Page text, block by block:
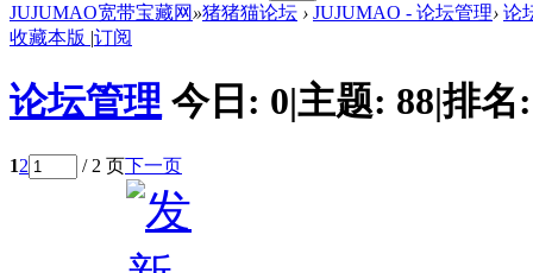
JUJUMAO宽带宝藏网 »猪猪猫论坛 › JUJUMAO - 论坛管理› 论
收藏本版 |订阅
论坛管理 今日: 0|主题: 88|排
12 / 2 页下一页